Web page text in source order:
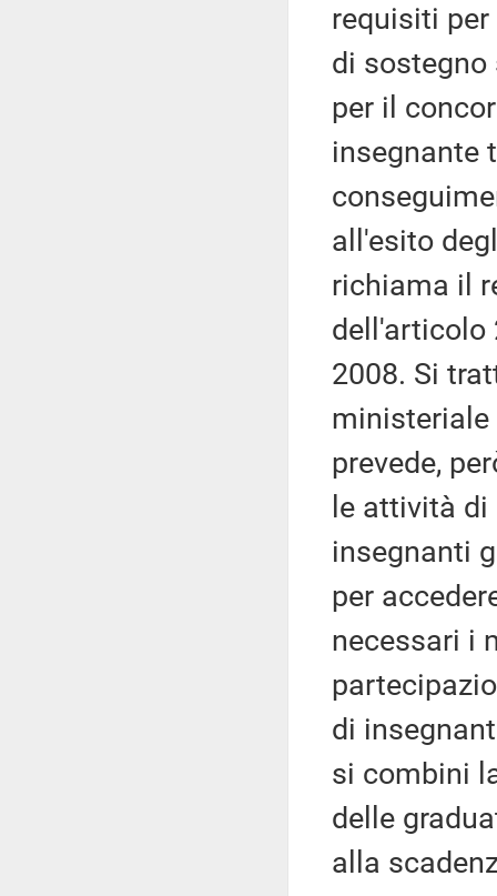
requisiti
di
per il
insegnante
all'esito
richiama il
dell'articolo
2008. Si
prevede,
le attività
insegnanti
per
necessari i
di
si combini
delle
alla